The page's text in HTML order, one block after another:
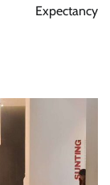
Expectancy